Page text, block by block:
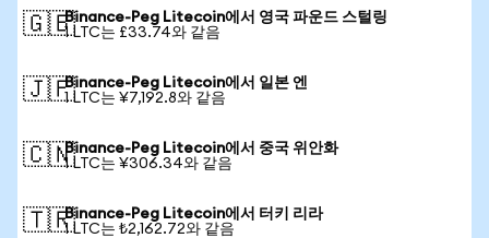
🇬🇧Binance-Peg Litecoin에서 영국 파운드 스털링
1 LTC는 £33.74와 같음
🇯🇵Binance-Peg Litecoin에서 일본 엔
1 LTC는 ¥7,192.8와 같음
🇨🇳Binance-Peg Litecoin에서 중국 위안화
1 LTC는 ¥306.34와 같음
🇹🇷Binance-Peg Litecoin에서 터키 리라
1 LTC는 ₺2,162.72와 같음